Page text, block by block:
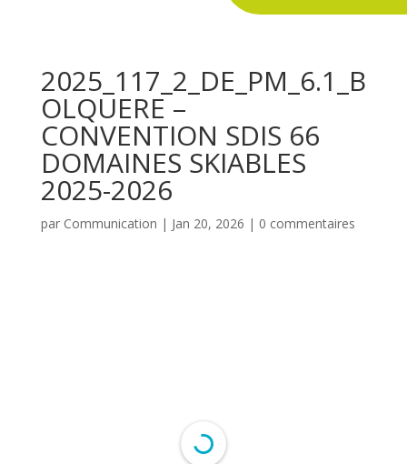
2025_117_2_DE_PM_6.1_B
OLQUERE –
CONVENTION SDIS 66
DOMAINES SKIABLES
2025-2026
par Communication | Jan 20, 2026 | 0 commentaires